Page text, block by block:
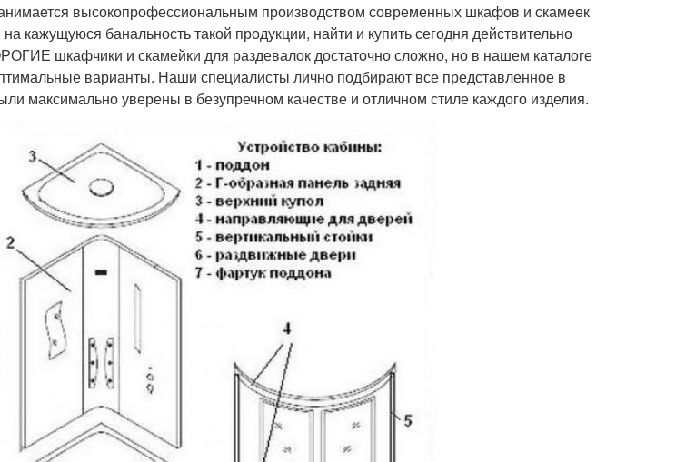
высокопрофессиональным производством современных шкафов и скамеек
кажущуюся банальность такой продукции, найти и купить сегодня действительно
шкафчики и скамейки для раздевалок достаточно сложно, но в нашем каталоге
варианты. Наши специалисты лично подбирают все представленное в
максимально уверены в безупречном качестве и отличном стиле каждого изделия.